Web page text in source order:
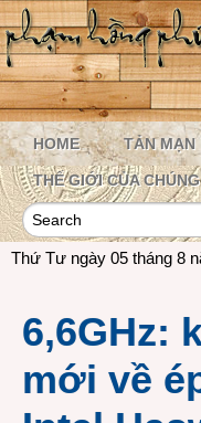
HOME TẢN MẠN
THẾ GIỚI CỦA
Thứ Tư ngày 05 tháng 8
6,6GHz:
mới về